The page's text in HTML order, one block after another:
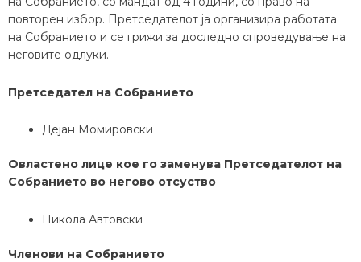
повторен избор. Претседателот ја организира работата
на Собранието и се грижи за доследно спроведување на
неговите одлуки.
Претседател на Собранието
Дејан Момировски
Овластено лице кое го заменува Претседателот на
Собранието во негово отсуство
Никола Автовски
Членови на Собранието